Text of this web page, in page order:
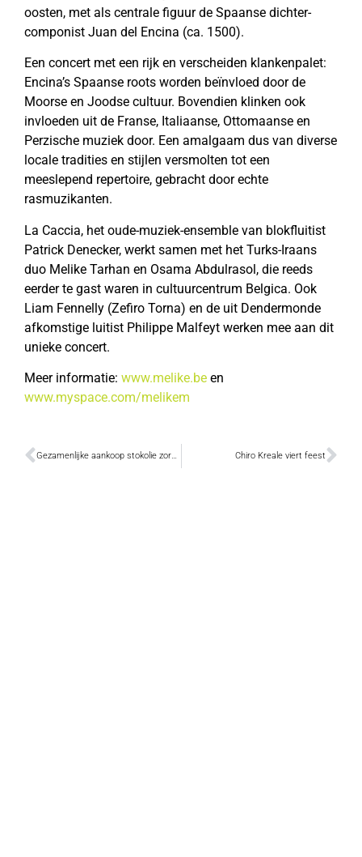
oosten, met als centrale figuur de Spaanse dichter-
componist Juan del Encina (ca. 1500).
Een concert met een rijk en verscheiden klankenpalet:
Encina’s Spaanse roots worden beïnvloed door de
Moorse en Joodse cultuur. Bovendien klinken ook
invloeden uit de Franse, Italiaanse, Ottomaanse en
Perzische muziek door. Een amalgaam dus van diverse
locale tradities en stijlen versmolten tot een
meeslepend repertoire, gebracht door echte
rasmuzikanten.
La Caccia, het oude-muziek-ensemble van blokfluitist
Patrick Denecker, werkt samen met het Turks-Iraans
duo Melike Tarhan en Osama Abdulrasol, die reeds
eerder te gast waren in cultuurcentrum Belgica. Ook
Liam Fennelly (Zefiro Torna) en de uit Dendermonde
afkomstige luitist Philippe Malfeyt werken mee aan dit
unieke concert.
Meer informatie: www.melike.be en
www.myspace.com/melikem
Gezamenlijke aankoop stokolie zorgt voor besparing van € 20.000 Chiro Kreale viert feest